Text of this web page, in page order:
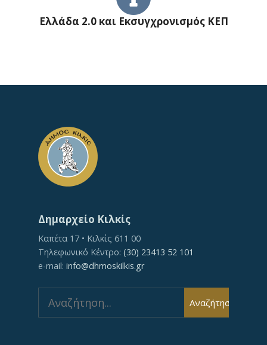
Ελλάδα 2.0 και Εκσυγχρονισμός ΚΕΠ
Δημαρχείο Κιλκίς
Καπέτα 17 • Κιλκίς 611 00
Τηλεφωνικό Κέντρο: (30) 23413 52 101
e-mail: info@dhmoskilkis.gr
Αναζήτηση